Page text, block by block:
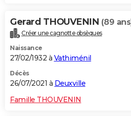
Gerard THOUVENIN (89
Créer une cagnotte obsèques
Naissance
27/02/1932 à Vathiménil
Décès
26/07/2021 à Deuxville
Famille THOUVENIN